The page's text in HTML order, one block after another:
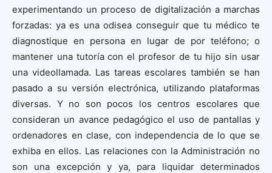
experimentando un proceso de digitalización a marchas
forzadas: ya es una odisea conseguir que tu médico te
diagnostique en persona en lugar de por teléfono; o
mantener una tutoría con el profesor de tu hijo sin usar
una videollamada. Las tareas escolares también se han
pasado a su versión electrónica, utilizando plataformas
diversas. Y no son pocos los centros escolares que
consideran un avance pedagógico el uso de pantallas y
ordenadores en clase, con independencia de lo que se
exhiba en ellos. Las relaciones con la Administración no
son una excepción y ya, para liquidar determinados